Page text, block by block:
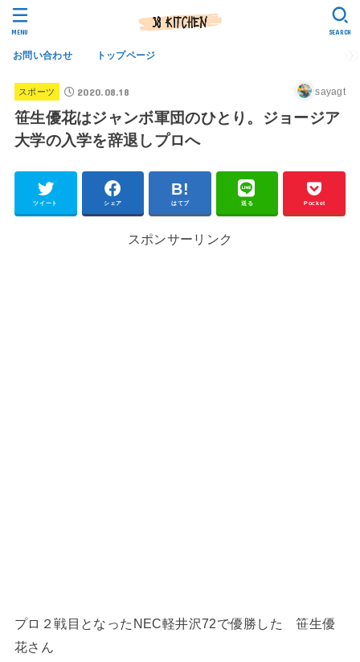
お問い合わせ トップページ
SEARCH
MENU
スポーツ 2020.08.18 sayagt
笹生優花はジャンボ軍団のひとり。ジョージア
大学の入学を辞退しプロへ
ツイート シェア はてブ 送る Pocket
スポンサーリンク
プロ２戦目となったNEC軽井沢72で優勝した 笹生優
花さん